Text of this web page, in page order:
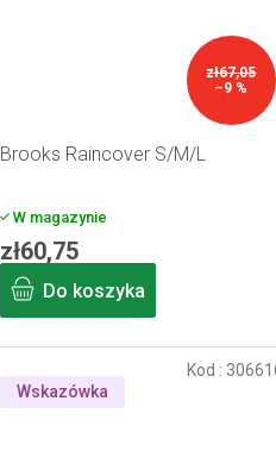
zł67,05
–9 %
Brooks Raincover S/M/L
W magazynie
zł60,75
Do koszyka
Wskazówka
Kod :